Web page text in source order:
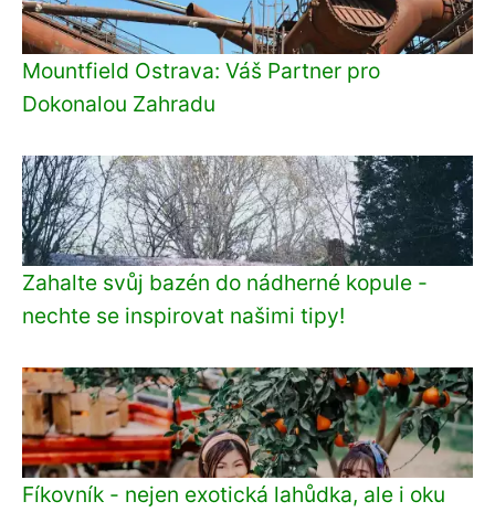
Mountfield Ostrava: Váš Partner pro
Dokonalou Zahradu
Zahalte svůj bazén do nádherné kopule -
nechte se inspirovat našimi tipy!
Fíkovník - nejen exotická lahůdka, ale i oku